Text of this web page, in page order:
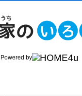
Powered by